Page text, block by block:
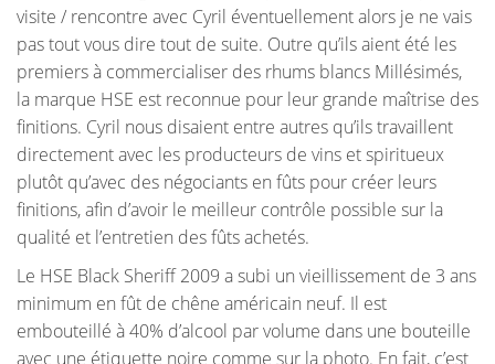
visite / rencontre avec Cyril éventuellement alors je ne vais
pas tout vous dire tout de suite. Outre qu’ils aient été les
premiers à commercialiser des rhums blancs Millésimés,
la marque HSE est reconnue pour leur grande maîtrise des
finitions. Cyril nous disaient entre autres qu’ils travaillent
directement avec les producteurs de vins et spiritueux
plutôt qu’avec des négociants en fûts pour créer leurs
finitions, afin d’avoir le meilleur contrôle possible sur la
qualité et l’entretien des fûts achetés.
Le HSE Black Sheriff 2009 a subi un vieillissement de 3 ans
minimum en fût de chêne américain neuf. Il est
embouteillé à 40% d’alcool par volume dans une bouteille
avec une étiquette noire comme sur la photo. En fait, c’est